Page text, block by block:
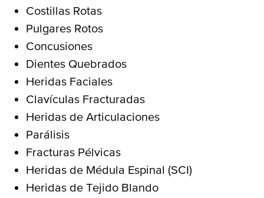
Costillas Rotas
Pulgares Rotos
Concusiones
Dientes Quebrados
Heridas Faciales
Clavículas Fracturadas
Heridas de Articulaciones
Parálisis
Fracturas Pélvicas
Heridas de Médula Espinal (SCI)
Heridas de Tejido Blando